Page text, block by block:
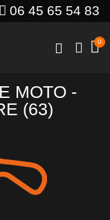
06 45 65 54 83
MOTO -
(63)